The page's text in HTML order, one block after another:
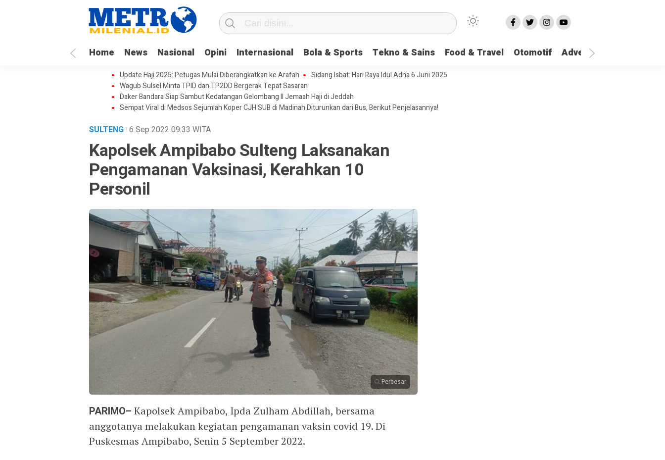
Home News Nasional Opini Internasional Bola & Sports Tekno & Sains Food & Travel Otomotif Advetorial
Update Haji 2025: Petugas Mulai Diberangkatkan ke Arafah
Sidang Isbat: Hari Raya Idul Adha 6 Juni 2025
Wagub Sulsel Minta TPID dan TP2DD Bergerak Tepat Sasaran
Daker Bandara Siap Sambut Kedatangan Gelombang II Jemaah Haji di Jeddah
Sempat Viral di Medsos Sejumlah Koper CJH SUB di Madinah Diturunkan dari Bus, Berikut Penjelasannya!
SULTENG· 6 Sep 2022 09:33 WITA
Kapolsek Ampibabo Sulteng Laksanakan
Pengamanan Vaksinasi, Kerahkan 10
Personil
Perbesar
PARIMO– Kapolsek Ampibabo, Ipda Zulham Abdillah, bersama
anggotanya melakukan kegiatan pengamanan vaksin covid 19. Di
Puskesmas Ampibabo, Senin 5 September 2022.